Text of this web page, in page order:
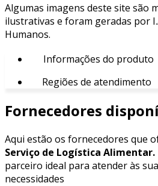
Algumas imagens deste site são
ilustrativas e foram geradas por
Humanos.
Informações do produto
Regiões de atendimento
Fornecedores
Aqui estão os fornecedores que
Serviço de Logística Alimentar.
parceiro ideal para atender às
necessidades